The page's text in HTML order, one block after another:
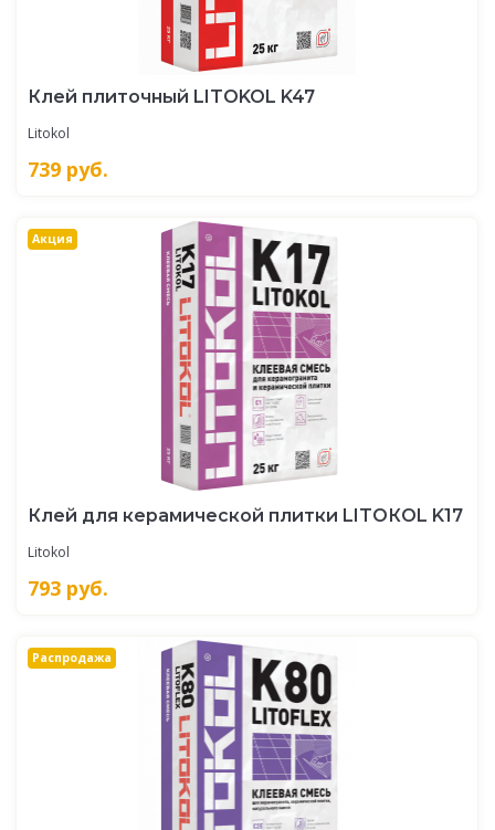
Клей плиточный LITOKOL K47
Litokol
739 руб.
Акция
Клей для керамической плитки LITOКOL K17
Litokol
793 руб.
Распродажа